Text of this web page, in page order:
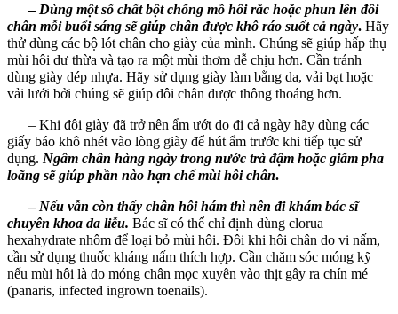
– Dùng một số chất bột chống mồ hôi rắc hoặc phun lên đôi
chân mỗi buổi sáng sẽ giúp chân được khô ráo suốt cả ngày. Hãy
thử dùng các bộ lót chân cho giày của mình. Chúng sẽ giúp hấp thụ
mùi hôi dư thừa và tạo ra một mùi thơm dễ chịu hơn. Cần tránh
dùng giày dép nhựa. Hãy sử dụng giày làm bằng da, vải bạt hoặc
vải lưới bởi chúng sẽ giúp đôi chân được thông thoáng hơn.
– Khi đôi giày đã trở nên ẩm ướt do đi cả ngày hãy dùng các
giấy báo khô nhét vào lòng giày để hút ẩm trước khi tiếp tục sử
dụng. Ngâm chân hàng ngày trong nước trà đậm hoặc giấm pha
loãng sẽ giúp phần nào hạn chế mùi hôi chân.
– Nếu vẫn còn thấy chân hôi hám thì nên đi khám bác sĩ
chuyên khoa da liễu. Bác sĩ có thể chỉ định dùng clorua
hexahydrate nhôm để loại bỏ mùi hôi. Đôi khi hôi chân do vi nấm,
cần sử dụng thuốc kháng nấm thích hợp. Cần chăm sóc móng kỹ
nếu mùi hôi là do móng chân mọc xuyên vào thịt gây ra chín mé
(panaris, infected ingrown toenails).